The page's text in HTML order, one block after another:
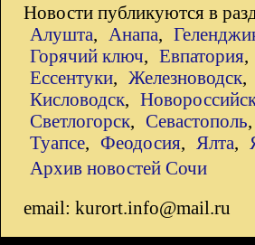
Новости публикуются в
Алушта, Анапа,
Горячий ключ, Евпатория,
Ессентуки, Железноводск,
Кисловодск,
Светлогорск, Севастополь,
Туапсе, Феодосия, Ялта,
Архив новостей Сочи
email: kurort.info@mail.ru